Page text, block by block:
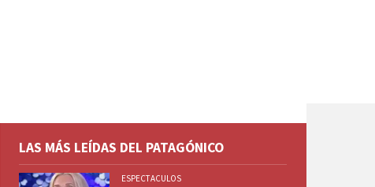
LAS MÁS LEÍDAS DEL PATAGÓNICO
ESPECTACULOS